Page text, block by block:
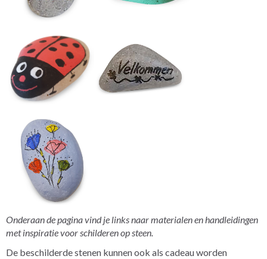
Onderaan de pagina vind je links naar materialen en handleidingen
met inspiratie voor schilderen op steen.
De beschilderde stenen kunnen ook als cadeau worden